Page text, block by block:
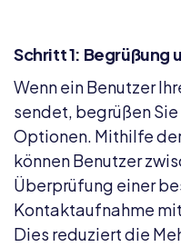
Schritt 1: Begrüßung
Wenn ein Benutzer
sendet, begrüßen
Optionen. Mithilfe
können Benutzer
Überprüfung einer
Kontaktaufnahme
Dies reduziert die